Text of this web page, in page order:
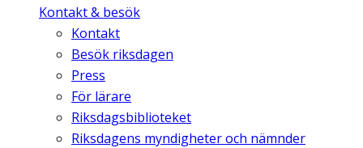
Kontakt & besök
Kontakt
Besök riksdagen
Press
För lärare
Riksdagsbiblioteket
Riksdagens myndigheter och nämnder